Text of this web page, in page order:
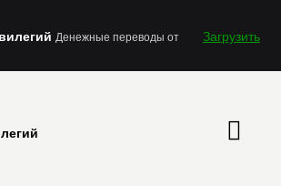
Денежные переводы от
Загрузить